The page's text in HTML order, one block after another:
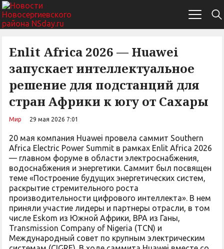
Enlit Africa 2026 — Huawei
запускает интеллектуальное
решение для подстанций для
стран Африки к югу от Сахары
Мир 29 мая 2026 7:01
20 мая компания Huawei провела саммит Southern
Africa Electric Power Summit в рамках Enlit Africa 2026
— главном форуме в области электроснабжения,
водоснабжения и энергетики. Саммит был посвящен
теме «Построение будущих энергетических систем,
раскрытие стремительного роста
производительности цифрового интеллекта». В нем
приняли участие лидеры и партнеры отрасли, в том
числе Eskom из Южной Африки, BPA из Ганы,
Transmission Company of Nigeria (TCN) и
Международный совет по крупным электрическим